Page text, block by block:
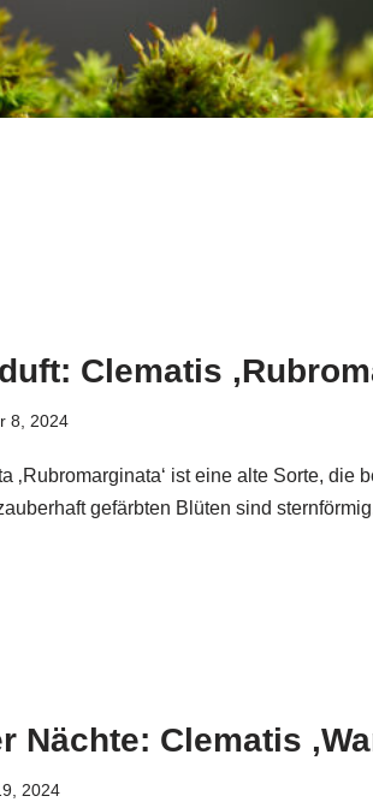
Clematis
8, 2024
‚Rubromarginata‘ ist eine alte Sorte, die
gefärbten Blüten sind
Nächte: Clematis
2024